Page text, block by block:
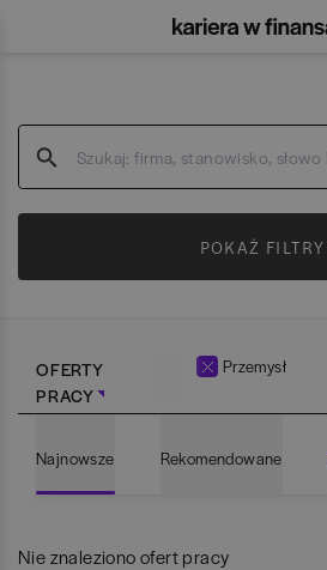
POKAŻ FILTRY
OFERTY
PRACY
Przemysł
Najnowsze Rekomendowane
Nie znaleziono ofert pracy